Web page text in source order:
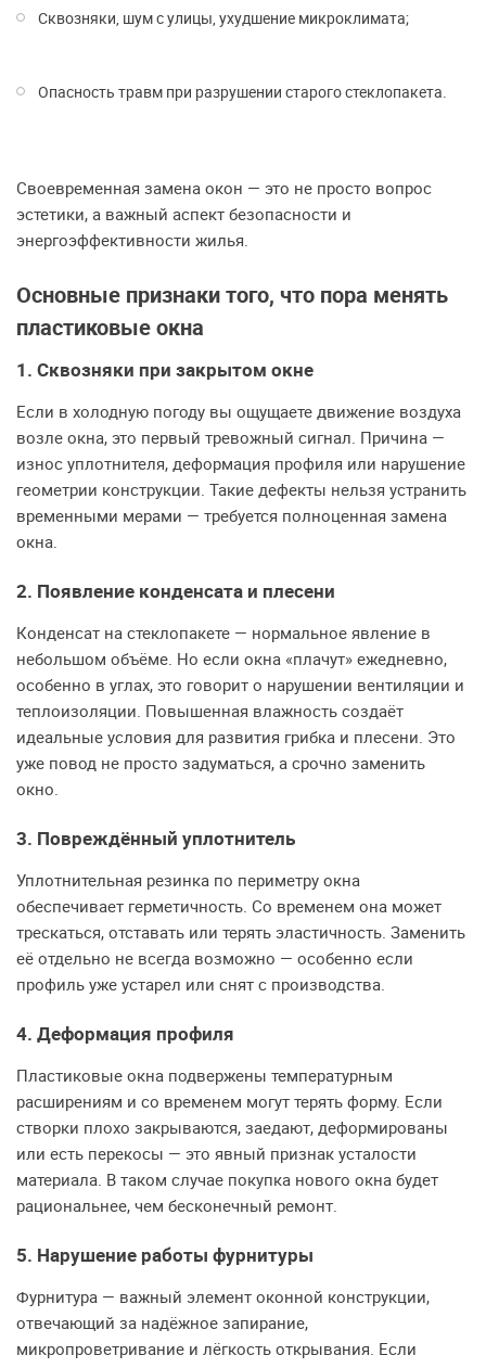
Сквозняки, шум с улицы, ухудшение микроклимата;
Опасность травм при разрушении старого стеклопакета.
Своевременная замена окон — это не просто вопрос
эстетики, а важный аспект безопасности и
энергоэффективности жилья.
Основные признаки того, что пора менять
пластиковые окна
1. Сквозняки при закрытом окне
Если в холодную погоду вы ощущаете движение воздуха
возле окна, это первый тревожный сигнал. Причина —
износ уплотнителя, деформация профиля или нарушение
геометрии конструкции. Такие дефекты нельзя устранить
временными мерами — требуется полноценная замена
окна.
2. Появление конденсата и плесени
Конденсат на стеклопакете — нормальное явление в
небольшом объёме. Но если окна «плачут» ежедневно,
особенно в углах, это говорит о нарушении вентиляции и
теплоизоляции. Повышенная влажность создаёт
идеальные условия для развития грибка и плесени. Это
уже повод не просто задуматься, а срочно заменить
окно.
3. Повреждённый уплотнитель
Уплотнительная резинка по периметру окна
обеспечивает герметичность. Со временем она может
трескаться, отставать или терять эластичность. Заменить
её отдельно не всегда возможно — особенно если
профиль уже устарел или снят с производства.
4. Деформация профиля
Пластиковые окна подвержены температурным
расширениям и со временем могут терять форму. Если
створки плохо закрываются, заедают, деформированы
или есть перекосы — это явный признак усталости
материала. В таком случае покупка нового окна будет
рациональнее, чем бесконечный ремонт.
5. Нарушение работы фурнитуры
Фурнитура — важный элемент оконной конструкции,
отвечающий за надёжное запирание,
микропроветривание и лёгкость открывания. Если